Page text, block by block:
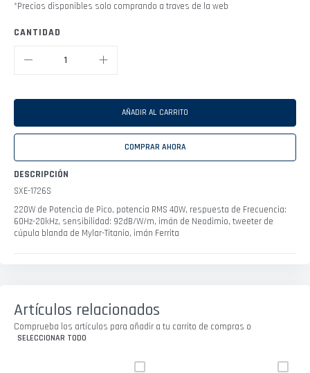
*Precios disponibles solo comprando a traves de la web
CANTIDAD
AÑADIR AL CARRITO
COMPRAR AHORA
DESCRIPCIÓN
SXE-1726S
220W de Potencia de Pico, potencia RMS 40W, respuesta de Frecuencia:
60Hz-20kHz, sensibilidad: 92dB/W/m, imán de Neodimio, tweeter de
cúpula blanda de Mylar-Titanio, imán Ferrita
Artículos relacionados
Comprueba los artículos para añadir a tu carrito de compras o
SELECCIONAR TODO